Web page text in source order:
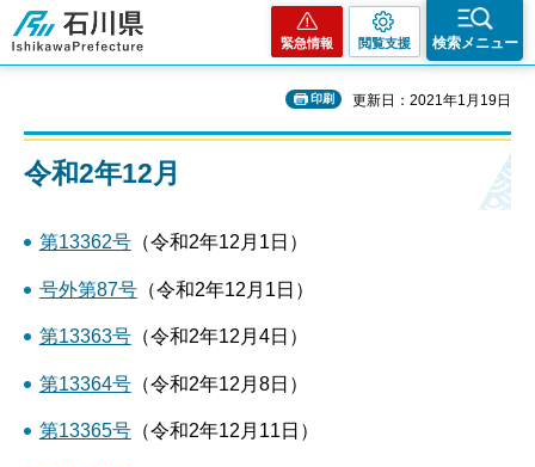
石川県
緊急情報 閲覧支援 検索メニュー
印刷 更新日：2021年1月19日
令和2年12月
第13362号（令和2年12月1日）
号外第87号（令和2年12月1日）
第13363号（令和2年12月4日）
第13364号（令和2年12月8日）
第13365号（令和2年12月11日）